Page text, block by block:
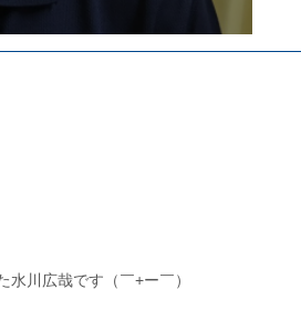
川広哉です（￣+ー￣）